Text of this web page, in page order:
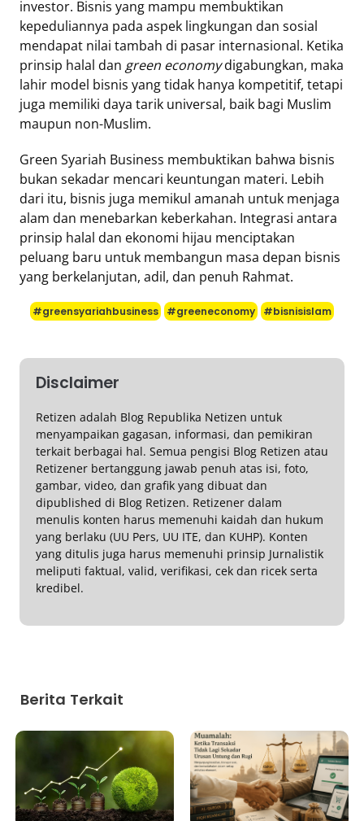
investor. Bisnis yang mampu membuktikan
kepeduliannya pada aspek lingkungan dan sosial
mendapat nilai tambah di pasar internasional. Ketika
prinsip halal dan green economydigabungkan, maka
lahir model bisnis yang tidak hanya kompetitif, tetapi
juga memiliki daya tarik universal, baik bagi Muslim
maupun non-Muslim.
Green Syariah Business membuktikan bahwa bisnis
bukan sekadar mencari keuntungan materi. Lebih
dari itu, bisnis juga memikul amanah untuk menjaga
alam dan menebarkan keberkahan. Integrasi antara
prinsip halal dan ekonomi hijau menciptakan
peluang baru untuk membangun masa depan bisnis
yang berkelanjutan, adil, dan penuh Rahmat.
#greensyariahbusiness #greeneconomy #bisnisislam
Disclaimer
Retizen adalah Blog Republika Netizen untuk
menyampaikan gagasan, informasi, dan pemikiran
terkait berbagai hal. Semua pengisi Blog Retizen atau
Retizener bertanggung jawab penuh atas isi, foto,
gambar, video, dan grafik yang dibuat dan
dipublished di Blog Retizen. Retizener dalam
menulis konten harus memenuhi kaidah dan hukum
yang berlaku (UU Pers, UU ITE, dan KUHP). Konten
yang ditulis juga harus memenuhi prinsip Jurnalistik
meliputi faktual, valid, verifikasi, cek dan ricek serta
kredibel.
Berita Terkait